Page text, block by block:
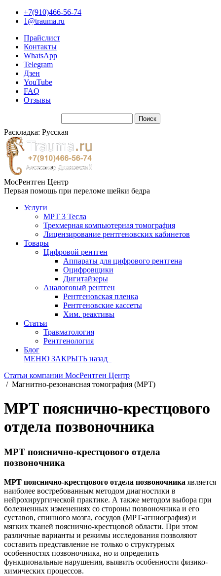
+7(910)466-56-74
1@trauma.ru
Прайслист
Контакты
WhatsApp
Telegram
Дзен
YouTube
FAQ
Отзывы
Раскладка: Русская
МосРентген Центр
Первая помощь при переломе шейки бедра
Услуги
МРТ 3 Тесла
Трехмерная компьютерная томография
Лицензирование рентгеновских кабинетов
Товары
Цифровой рентген
Аппараты для цифрового рентгена
Оцифровщики
Дигитайзеры
Аналоговый рентген
Рентгеновская пленка
Рентгеновские кассеты
Хим. реактивы
Статьи
Травматология
Рентгенология
Блог
МЕНЮ ЗАКРЫТЬ назад
Статьи компании МосРентген Центр
/ Магнитно-резонансная томография (МРТ)
МРТ пояснично-крестцового
отдела позвоночника
МРТ пояснично-крестцового отдела
позвоночника
МРТ пояснично-крестцового отдела позвоночника является
наиболее востребованным методом диагностики в
нейрохирургической практике. А также методом выбора при
болезненных изменениях со стороны позвоночника и его
суставов, спинного мозга, сосудов (МРТ-агниография) и
мягких тканей пояснично-крестцовой области. При этом
различные варианты и режимы исследования позволяют
составить представление не только о структурных
особенностях позвоночника, но и определить
функциональные нарушения, выявить особенности физико-
химических процессов.